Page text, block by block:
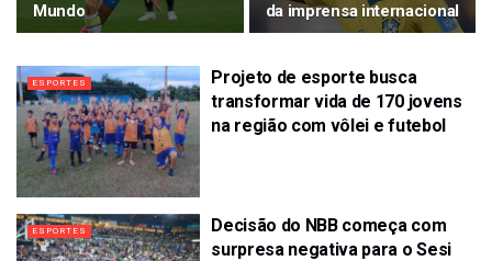
Mundo
da imprensa internacional
ESPORTES
Projeto de esporte busca
transformar vida de 170 jovens
na região com vôlei e futebol
ESPORTES
Decisão do NBB começa com
surpresa negativa para o Sesi